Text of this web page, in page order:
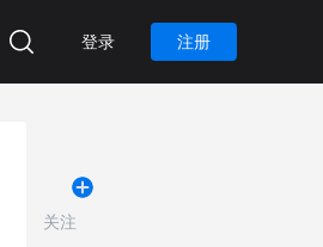
登录 注册
关注